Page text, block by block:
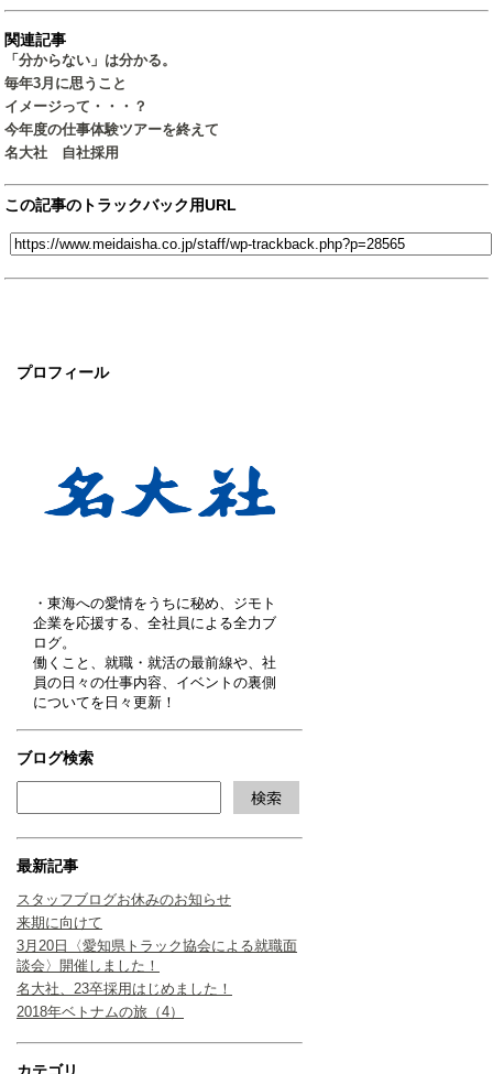
プロフィール
・東海への愛情をうちに秘め、ジモト
企業を応援する、全社員による全力ブ
ログ。
働くこと、就職・就活の最前線や、社
員の日々の仕事内容、イベントの裏側
についてを日々更新！
ブログ検索
最新記事
スタッフブログお休みのお知らせ
来期に向けて
3月20日〈愛知県トラック協会による就職面
談会〉開催しました！
名大社、23卒採用はじめました！
2018年ベトナムの旅（4）
関連記事
「分からない」は分かる。
毎年3月に思うこと
イメージって・・・？
今年度の仕事体験ツアーを終えて
名大社 自社採用
この記事のトラックバック用URL